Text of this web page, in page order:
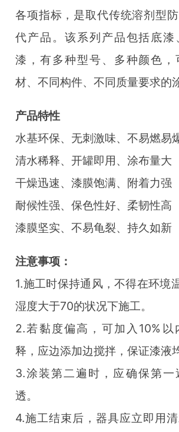
各项指标，是取代传统溶剂型
代产品。该系列产品包括底漆
漆，有多种型号、多种颜色，
材、不同构件、不同质量要求的
产品特性
水基环保、无刺激味、不易燃易
清水稀释、开罐即用、涂布量大
干燥迅速、漆膜饱满、附着力强
耐候性强、保色性好、柔韧性高
漆膜坚实、不易龟裂、持久如新
注意事项：
1.施工时保持通风，不得在环
湿度大于70的状况下施工。
2.若黏度偏高，可加入10%以
释，应边添加边搅拌，保证漆液
3.涂装第二遍时，应确保第一
透。
4.施工结束后，器具应立即用